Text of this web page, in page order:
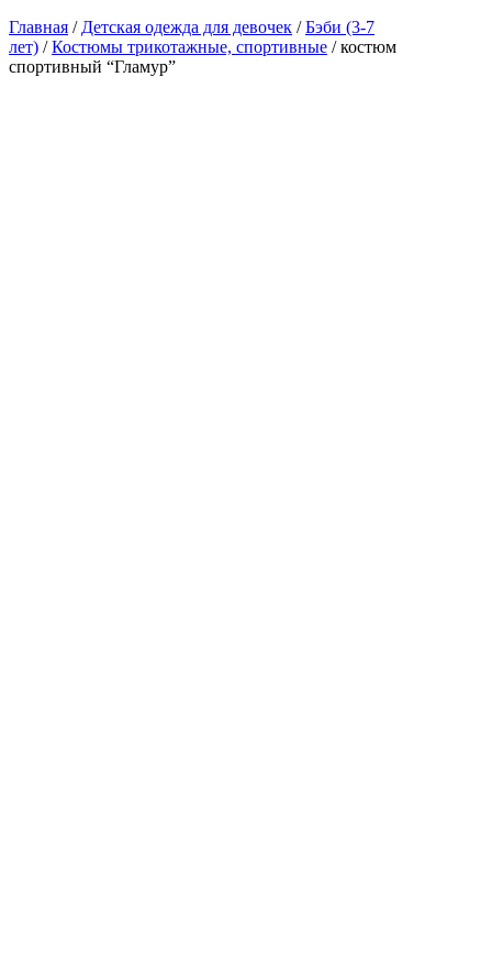
Главная / Детская одежда для девочек /Бэби (3-7
лет) /Костюмы трикотажные, спортивные / костюм
спортивный “Гламур”